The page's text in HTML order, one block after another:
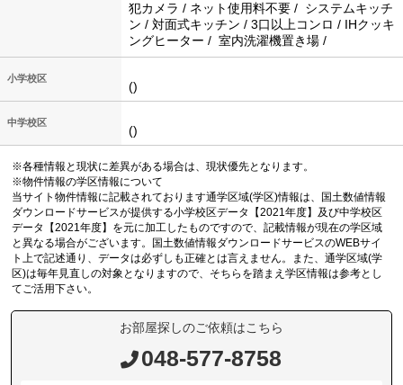
犯カメラ / ネット使用料不要 / システムキッチ
ン / 対面式キッチン / 3口以上コンロ / IHクッキ
ングヒーター / 室内洗濯機置き場 /
小学校区
()
中学校区
()
※各種情報と現状に差異がある場合は、現状優先となります。
※物件情報の学区情報について
当サイト物件情報に記載されております通学区域(学区)情報は、国土数値情報
ダウンロードサービスが提供する小学校区データ【2021年度】及び中学校区
データ【2021年度】を元に加工したものですので、記載情報が現在の学区域
と異なる場合がございます。国土数値情報ダウンロードサービスのWEBサイ
ト上で記述通り、データは必ずしも正確とは言えません。また、通学区域(学
区)は毎年見直しの対象となりますので、そちらを踏まえ学区情報は参考とし
てご活用下さい。
お部屋探しのご依頼はこちら
048-577-8758